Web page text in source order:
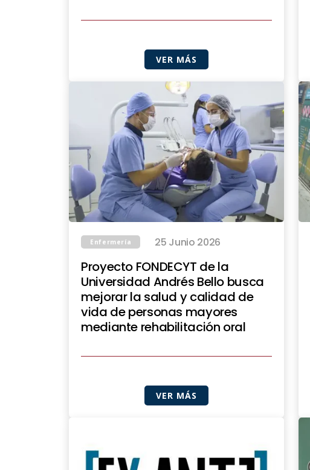
VER MÁS
Enfermería 25 Junio 2026
Proyecto FONDECYT de la
Universidad Andrés Bello busca
mejorar la salud y calidad de
vida de personas mayores
mediante rehabilitación oral
VER MÁS